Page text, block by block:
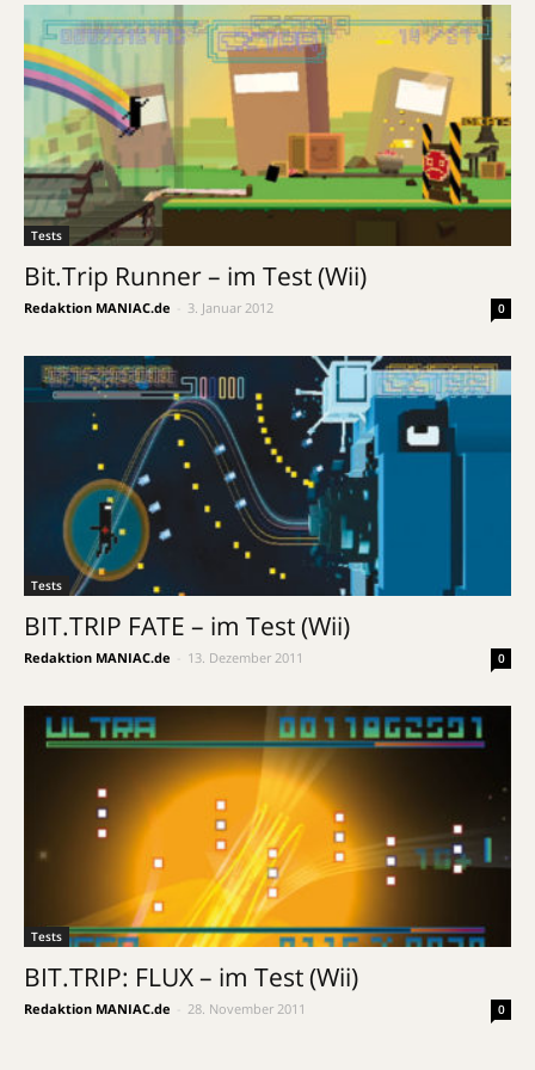
Tests
Bit.Trip Runner – im Test (Wii)
Redaktion MANIAC.de 3. Januar 2012 0
Tests
BIT.TRIP FATE – im Test (Wii)
Redaktion MANIAC.de 13. Dezember 2011 0
Tests
BIT.TRIP: FLUX – im Test (Wii)
Redaktion MANIAC.de 28. November 2011 0